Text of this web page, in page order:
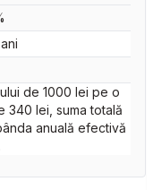
de 1000 lei pe o
340 lei, suma totală
anuală efectivă